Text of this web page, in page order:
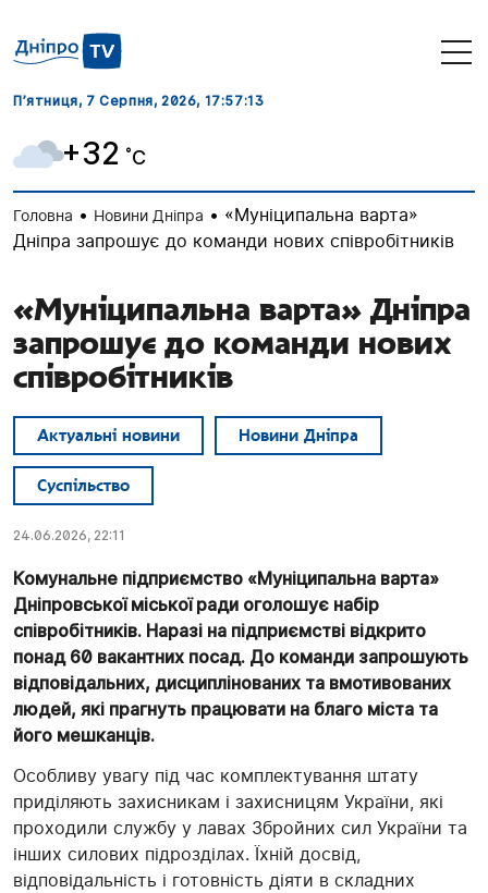
П’ятниця, 7 Серпня, 2026, 17:57:14
+32 ˚C
Головна • Новини Дніпра • «Муніципальна варта»
Дніпра запрошує до команди нових співробітників
«Муніципальна варта» Дніпра
запрошує до команди нових
співробітників
Актуальні новини Новини Дніпра
Суспільство
24.06.2026, 22:11
Комунальне підприємство «Муніципальна варта»
Дніпровської міської ради оголошує набір
співробітників. Наразі на підприємстві відкрито
понад 60 вакантних посад. До команди запрошують
відповідальних, дисциплінованих та вмотивованих
людей, які прагнуть працювати на благо міста та
його мешканців.
Особливу увагу під час комплектування штату
приділяють захисникам і захисницям України, які
проходили службу у лавах Збройних сил України та
інших силових підрозділах. Їхній досвід,
відповідальність і готовність діяти в складних